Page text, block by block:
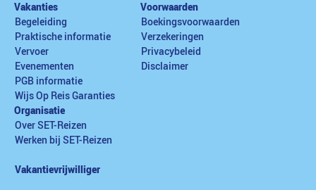
Vakanties
Begeleiding
Praktische informatie
Vervoer
Evenementen
PGB informatie
Wijs Op Reis Garanties
Voorwaarden
Boekingsvoorwaarden
Verzekeringen
Privacybeleid
Disclaimer
Organisatie
Over SET-Reizen
Werken bij SET-Reizen
Vakantievrijwilliger